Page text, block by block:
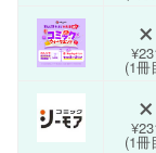
×
(1冊
×
(1冊